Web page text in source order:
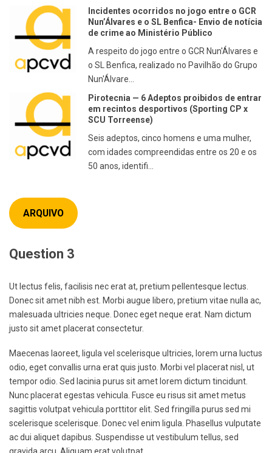
Incidentes ocorridos no jogo entre o GCR
Nun’Álvares e o SL Benfica- Envio de notícia
de crime ao Ministério Público
A respeito do jogo entre o GCR Nun'Álvares e
o SL Benfica, realizado no Pavilhão do Grupo
Nun'Álvare...
Pirotecnia — 6 Adeptos proibidos de entrar
em recintos desportivos (Sporting CP x
SCU Torreense)
Seis adeptos, cinco homens e uma mulher,
com idades compreendidas entre os 20 e os
50 anos, identifi...
ARQUIVO
Question 3
Ut lectus felis, facilisis nec erat at, pretium pellentesque lectus.
Donec sit amet nibh est. Morbi augue libero, pretium vitae nulla ac,
malesuada ultricies neque. Donec eget neque erat. Nam dictum
justo sit amet placerat consectetur.
Maecenas laoreet, ligula vel scelerisque ultricies, lorem urna luctus
odio, eget convallis urna erat quis justo. Morbi vel placerat nisl, ut
tempor odio. Sed lacinia purus sit amet lorem dictum tincidunt.
Nunc placerat egestas vehicula. Fusce eu risus sit amet metus
sagittis volutpat vehicula porttitor elit. Sed fringilla purus sed mi
scelerisque scelerisque. Donec vel enim ligula. Phasellus vulputate
ac dui aliquet dapibus. Suspendisse ut vestibulum tellus, sed